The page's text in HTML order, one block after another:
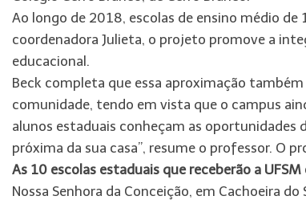
Ao longo de 2018, escolas de ensino médio de
coordenadora Julieta, o projeto promove a
educacional.
Beck completa que essa aproximação
comunidade, tendo em vista que o campus
alunos estaduais conheçam as oportunidades
próxima da sua casa”, resume o professor. O
As 10 escolas estaduais que receberão a
Nossa Senhora da Conceição, em Cachoeira do